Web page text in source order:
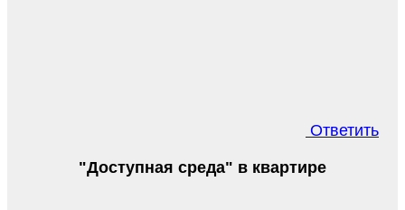
Ответить
"Доступная среда" в квартире